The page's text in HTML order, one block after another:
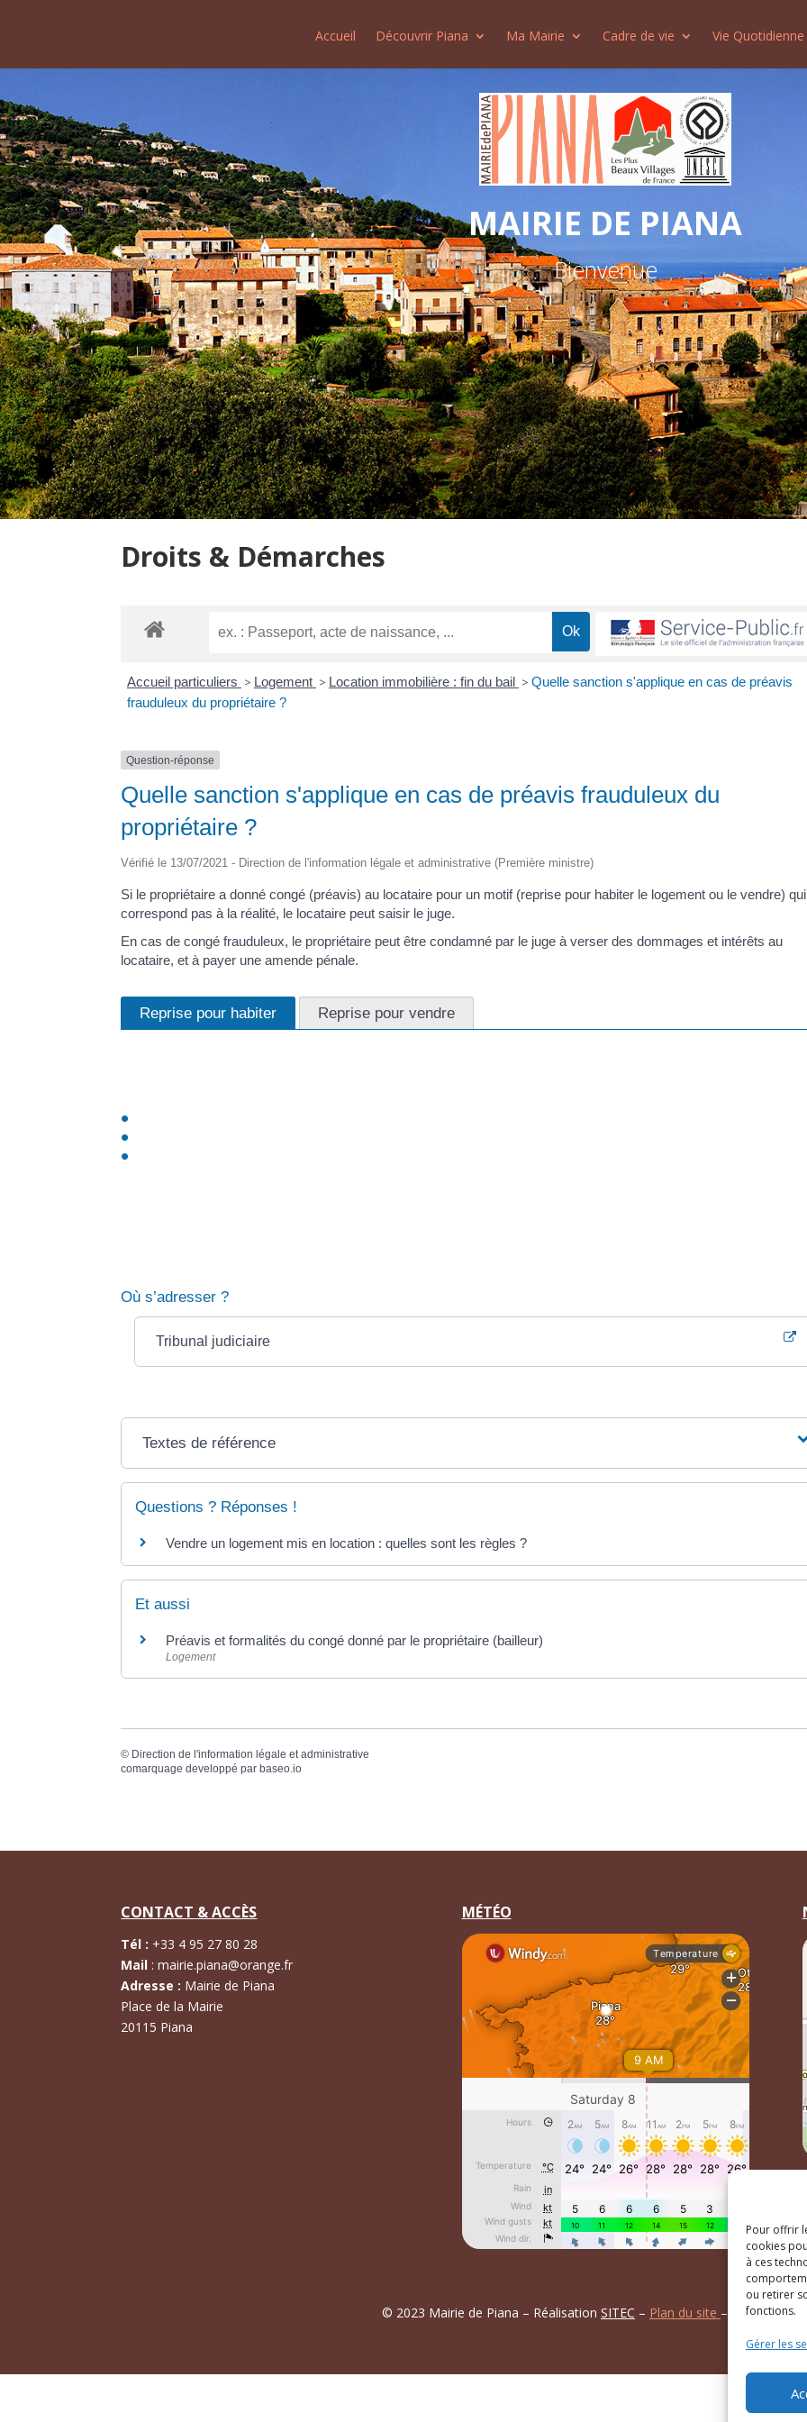
Pour offrir
cookies
à ces
ou retirer
fonctions.
Gérer les
Accueil Découvrir Piana Ma Mairie Cadre de vie Vie Quotidienne
MAIRIE DE PIANA
Bienvenue
Droits & Démarches
Accueil particuliers > Logement > Location immobilière : fin du bail > Quelle sanction s'applique en cas de préavis
frauduleux du propriétaire ?
Question-réponse
Quelle sanction s'applique en cas de préavis frauduleux du
propriétaire ?
Vérifié le 13/07/2021 - Direction de l'information légale et administrative (Première ministre)
Si le propriétaire a donné congé (préavis) au locataire pour un motif (reprise pour habiter le logement ou le vendre)
correspond pas à la réalité, le locataire peut saisir le juge.
En cas de congé frauduleux, le propriétaire peut être condamné par le juge à verser des dommages et intérêts au
locataire, et à payer une amende pénale.
Reprise pour habiter Reprise pour vendre
Où s’adresser ?
Tribunal judiciaire
Textes de référence
Questions ? Réponses !
Vendre un logement mis en location : quelles sont les règles ?
Et aussi
Préavis et formalités du congé donné par le propriétaire (bailleur)
Logement
© Direction de l'information légale et administrative
comarquage developpé parbaseo.io
CONTACT & ACCÈS
Tél : +33 4 95 27 80 28
Mail :mairie.piana@orange.fr
Adresse : Mairie de Piana
Place de la Mairie
20115 Piana
MÉTÉO
© 2023 Mairie de Piana – Réalisation SITEC – Plan du site – Mention